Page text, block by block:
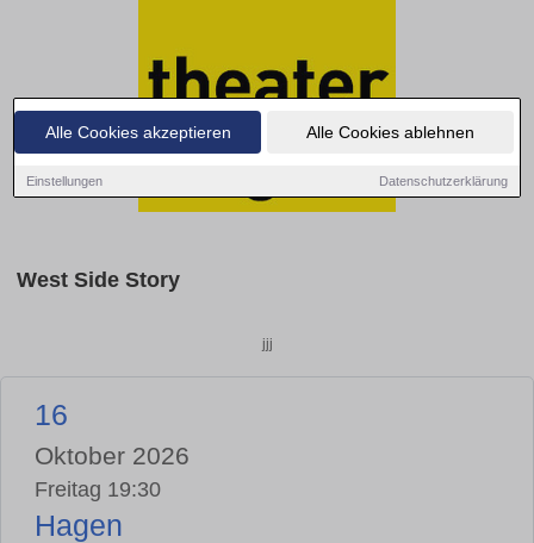
Alle Cookies akzeptieren Alle Cookies ablehnen
Einstellungen Datenschutzerklärung
West Side Story
jjj
16
Oktober 2026
Freitag 19:30
Hagen